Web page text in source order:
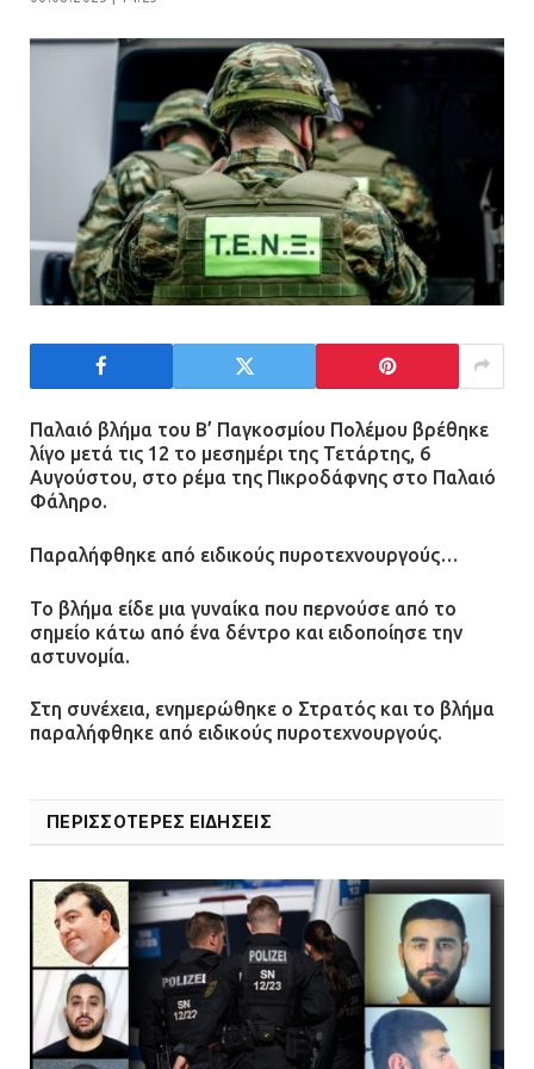
Πώς έγινε η επίθεση στους δύο
ελληνοαμερικανούς στην Ακρόπολη
21.07.2026 | 13:44
«Φρένο» στα ηλεκτρικά πατίνια:
Τέλος η οδήγησή τους από
ανήλικους
21.07.2026 | 13:35
Τροχαίο στην Πειραιώς: ΙΧ
συγκρούστηκε με φορτηγό – Ένας
τραυματίας και κυκλοφοριακό χάος
21.07.2026 | 13:12
τζαμαρία και μπήκε μέσα σε μαγαζί
και ασφαλή παιδική χαρά
13.07.2026 | 21:21
13.07.2026 | 20:44
Ασπρόπυργος: Πέθανε ένας από
τους σοβαρά εγκαυματίες της
μεγάλης έκρηξης στο εργοστάσιο
Παλαιό βλήμα του Β’ Παγκοσμίου Πολέμου βρέθηκε
λίγο μετά τις 12 το μεσημέρι της Τετάρτης, 6
Αυγούστου, στο ρέμα της Πικροδάφνης στο Παλαιό
Φάληρο.
Παραλήφθηκε από ειδικούς πυροτεχνουργούς…
Το βλήμα είδε μια γυναίκα που περνούσε από το
σημείο κάτω από ένα δέντρο και ειδοποίησε την
αστυνομία.
Στη συνέχεια, ενημερώθηκε ο Στρατός και το βλήμα
παραλήφθηκε από ειδικούς πυροτεχνουργούς.
ΠΕΡΙΣΣΟΤΕΡΕΣ ΕΙΔΗΣΕΙΣ